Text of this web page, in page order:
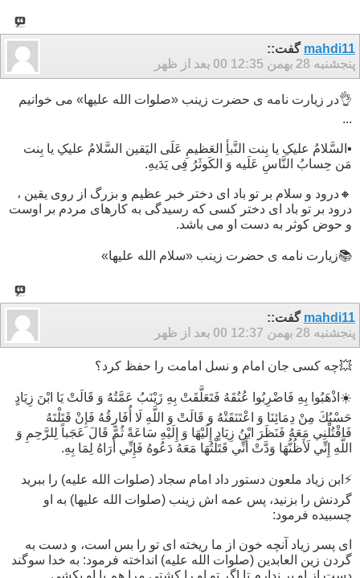
mahdi11 گفت::
پنجشنبه 28 بهمن 00
12:35 بعد از ظهر
👌در زیارت نامه ی حضرت زینب «صلوات الله علیها» می خوانیم
...
▪️السَّلامُ علیکِ یا بِنت النَّبأِ العَظیمِ عَلَی الیَقین السَّلامُ علیکِ یا بِنت
مَن حِسابُ النَّاسِ عَلَیه وَ الکَوثَرُ فِی یَدَیهِ.
🔸درود و سلام بر تو باد ای دختر خبر عظیم و بزرگ از روی یقین ،
درود بر تو باد ای دختر کسی که رسیدگی به کارهای مردم بر اوست
و حوض کوثر به دست او می باشد.
📚زیارت نامه ی حضرت زینب «سلام الله علیها»
mahdi11 گفت::
پنجشنبه 28 بهمن 00
12:37 بعد از ظهر
💥چه کسی جان امام و نسل امامت را حفظ کرد؟
☀️اذْهَبُوا بِهِ فَاضْرِبُوا عُنُقَهُ فَتَعَلَّقَتْ بِهِ زَيْنَبُ عَمَّتُهُ وَ قَالَتْ يَا ابْنَ زِيَادٍ
حَسْبُكَ مِنْ دِمَائِنَا وَ اعْتَنَقَتْهُ وَ قَالَتْ وَ اللَّهِ لَا أُفَارِقُهُ فَإِنْ قَتَلْتَهُ‏
فَاقْتُلْنِي مَعَهُ فَنَظَرَ ابْنُ زِيَادٍ إِلَيْهَا وَ إِلَيْهِ سَاعَةً ثُمَّ قَالَ عَجَباً لِلرَّحِمِ وَ
اللَّهِ إِنِّي لَأَظُنُّهَا وَدَّتْ أَنِّي قَتَلْتُهَا مَعَهُ دَعُوهُ فَإِنِّي أَرَاهُ لِمَا بِهِ.
⚡️ابن زیاد ملعون دستور داد امام سجاد (صلوات الله علیه) را ببريد
گردنش را بزنيد، پس عمه اش زينب (صلوات الله علیها) به او
چسبيده فرمود:
اى پسر زياد آنچه خون از ما ريخته اى تو را بس است، و دست به
گردن زين العابدين (صلوات الله علیه) انداخته فرمود: به خدا سوگند
دست از او بر ندارم تا اگر تو او را كشتى مرا هم با او بكشى